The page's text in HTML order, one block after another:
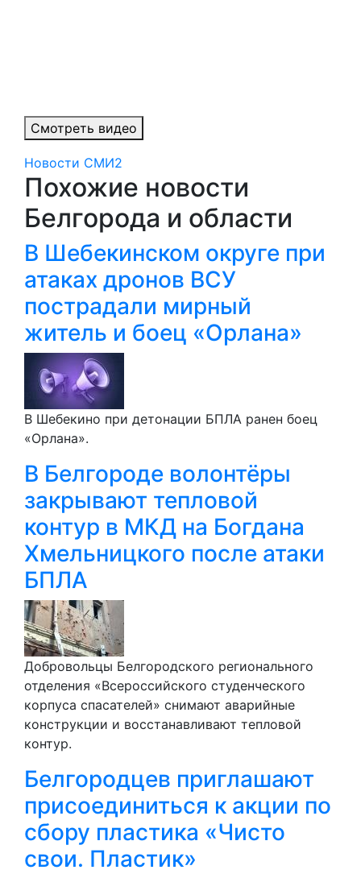
Смотреть видео
Новости СМИ2
Похожие новости
Белгорода и области
В Шебекинском округе при
атаках дронов ВСУ
пострадали мирный
житель и боец «Орлана»
В Шебекино при детонации БПЛА ранен боец
«Орлана».
В Белгороде волонтёры
закрывают тепловой
контур в МКД на Богдана
Хмельницкого после атаки
БПЛА
Добровольцы Белгородского регионального
отделения «Всероссийского студенческого
корпуса спасателей» снимают аварийные
конструкции и восстанавливают тепловой
контур.
Белгородцев приглашают
присоединиться к акции по
сбору пластика «Чисто
свои. Пластик»